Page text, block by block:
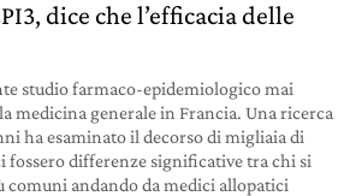
dice che l’efficacia delle
studio farmaco-epidemiologico mai
medicina generale in Francia. Una ricerca
ha esaminato il decorso di migliaia di
fossero differenze significative tra chi si
comuni andando da medici allopatici